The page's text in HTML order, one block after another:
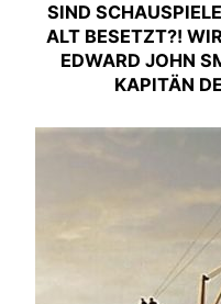
SIND
ALT BESETZT?!
EDWARD JOHN
KAPITÄN